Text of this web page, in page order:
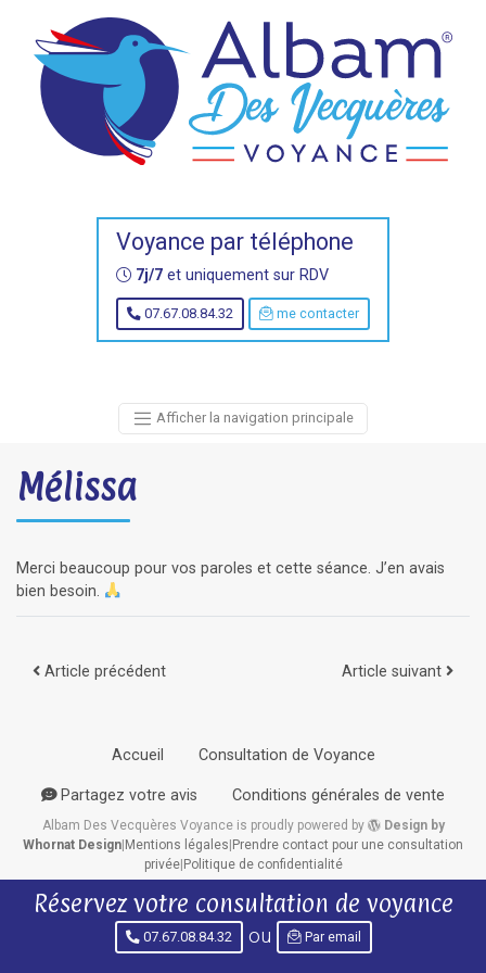
Voyance par téléphone
7j/7 et uniquement sur RDV
07.67.08.84.32 me contacter
Afficher la navigation principale
Mélissa
Merci beaucoup pour vos paroles et cette séance. J’en avais
bien besoin.
Navigation des articles
Article précédent Article suivant
Accueil Consultation de Voyance
Partagez votre avis Conditions générales de vente
Albam Des Vecquères Voyanceis proudly powered by
Design by
Whornat Design Mentions légales Prendre contact pour une consultation
privée| Politique de confidentialité
Réservez votre consultation de voyance
07.67.08.84.32 ou Par email